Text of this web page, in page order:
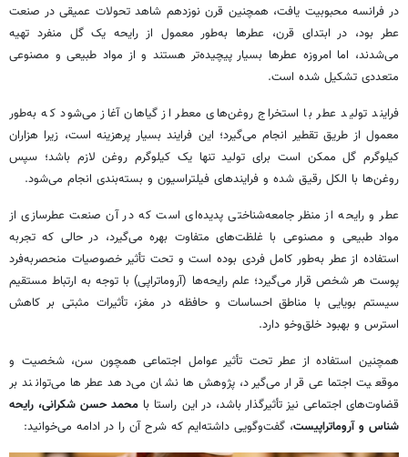
در فرانسه محبوبیت یافت، همچنین قرن نوزدهم شاهد تحولات عمیقی در صنعت
عطر بود، در ابتدای قرن، عطرها به‌طور معمول از رایحه یک گل منفرد تهیه
می‌شدند، اما امروزه عطرها بسیار پیچیده‌تر هستند و از مواد طبیعی و مصنوعی
متعددی تشکیل شده است.
فرایند تولید عطر با استخراج روغن‌های معطر از گیاهان آغاز می‌شود که به‌طور
معمول از طریق تقطیر انجام می‌گیرد؛ این فرایند بسیار پرهزینه است، زیرا هزاران
کیلوگرم گل ممکن است برای تولید تنها یک کیلوگرم روغن لازم باشد؛ سپس
روغن‌ها با الکل رقیق شده و فرایندهای فیلتراسیون و بسته‌بندی انجام می‌شود.
عطر و رایحه از منظر جامعه‌شناختی پدیده‌ای است که در آن صنعت عطرسازی از
مواد طبیعی و مصنوعی با غلظت‌های متفاوت بهره می‌گیرد، در حالی که تجربه
استفاده از عطر به‌طور کامل فردی بوده است و تحت تأثیر خصوصیات منحصربه‌فرد
پوست هر شخص قرار می‌گیرد؛ علم رایحه‌ها (آروماتراپی) با توجه به ارتباط مستقیم
سیستم بویایی با مناطق احساسات و حافظه در مغز، تأثیرات مثبتی بر کاهش
استرس و بهبود خلق‌وخو دارد.
همچنین استفاده از عطر تحت تأثیر عوامل اجتماعی همچون سن، شخصیت و
موقعیت اجتماعی قرار می‌گیرد، پژوهش‌ها نشان می‌دهد عطرها می‌توانند بر
قضاوت‌های اجتماعی نیز تأثیرگذار باشد، در این راستا با محمد حسن شکرانی، رایحه
شناس و آروماتراپیست، گفت‌وگویی داشته‌ایم که شرح آن را در ادامه می‌خوانید: